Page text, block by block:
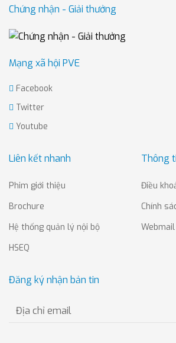
Chứng nhận - Giải thưởng
Mạng xã hội PVE
Facebook
Twitter
Youtube
Liên kết nhanh
Phim giới thiệu
Brochure
Hệ thống quản lý nội bộ
HSEQ
Thông
Điều
Chính
Webmail
Đăng ký nhận bản tin